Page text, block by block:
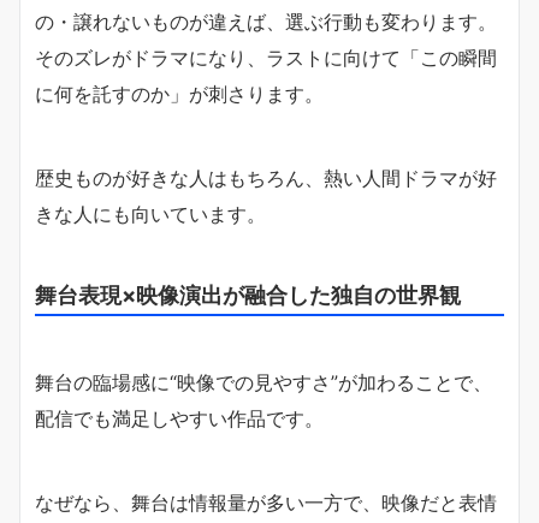
の・譲れないものが違えば、選ぶ行動も変わります。
そのズレがドラマになり、ラストに向けて「この瞬間
に何を託すのか」が刺さります。
歴史ものが好きな人はもちろん、熱い人間ドラマが好
きな人にも向いています。
舞台表現×映像演出が融合した独自の世界観
舞台の臨場感に“映像での見やすさ”が加わることで、
配信でも満足しやすい作品です。
なぜなら、舞台は情報量が多い一方で、映像だと表情